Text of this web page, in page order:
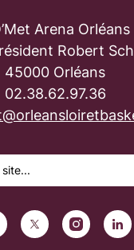
Arena Orléans
Robert
45000 Orléans
02.38.62.97.36